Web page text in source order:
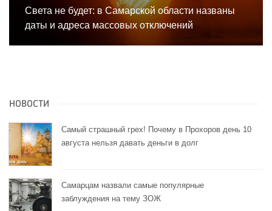
Света не будет: в Самарской области названы
даты и адреса массовых отключений
НОВОСТИ
Самый страшный грех! Почему в Прохоров день 10
августа нельзя давать деньги в долг
Самарцам назвали самые популярные
заблуждения на тему ЗОЖ